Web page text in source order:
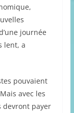
journée
lent, a
pouvaient
avec les
devront payer